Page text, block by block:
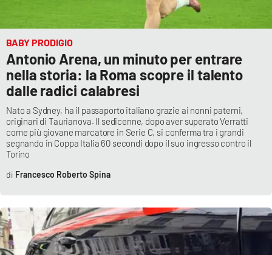
BABY PRODIGIO
Antonio Arena, un minuto per entrare
nella storia: la Roma scopre il talento
dalle radici calabresi
Nato a Sydney, ha il passaporto italiano grazie ai nonni paterni,
originari di Taurianova. Il sedicenne, dopo aver superato Verratti
come più giovane marcatore in Serie C, si conferma tra i grandi
segnando in Coppa Italia 60 secondi dopo il suo ingresso contro il
Torino
Francesco Roberto Spina